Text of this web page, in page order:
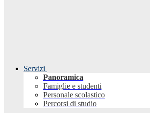
Servizi
Panoramica
Famiglie e studenti
Personale scolastico
Percorsi di studio